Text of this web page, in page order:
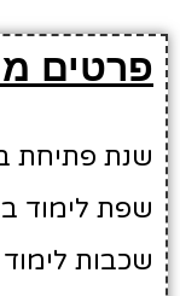
פרטים
שנת פתיחת
שפת לימוד
שכבות